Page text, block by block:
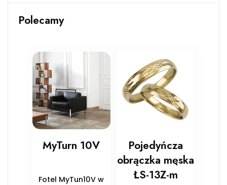
Polecamy
MyTurn 10V
Fotel MyTun10V w
Pojedyńcza
obrączka męska
ŁS-13Z-m